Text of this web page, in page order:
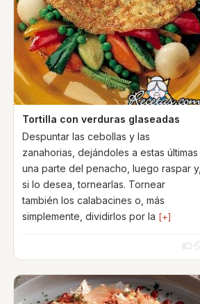
Tortilla con verduras glaseadas
Despuntar las cebollas y las
zanahorias, dejándoles a estas últimas
una parte del penacho, luego raspar y,
si lo desea, tornearlas. Tornear
también los calabacines o, más
simplemente, dividirlos por la [+]